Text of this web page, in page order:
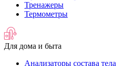
Тренажеры
Термометры
Для дома и быта
Анализаторы состава тела